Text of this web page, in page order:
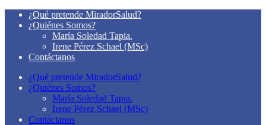
¿Qué pretende MiradorSalud?
¿Quiénes Somos?
María Soledad Tapia.
Irene Pérez Schael (MSc)
Contáctanos
¿Qué pretende MiradorSalud?
¿Quiénes Somos?
María Soledad Tapia.
Irene Pérez Schael (MSc)
Contáctanos